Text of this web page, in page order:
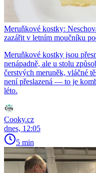
Meruňkové kostky:
zazářit v letním moučníku
Meruňkové kostky jsou
nenápadně, ale u stolu
čerstvých meruněk, vláčné
není přeslazená — to je
léto.
Cooky.cz
dnes, 12:05
5 min